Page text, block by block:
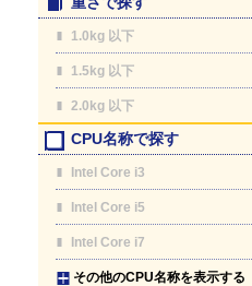
1.0kg 以下
1.5kg 以下
2.0kg 以下
CPU名称で探す
Intel Core i3
Intel Core i5
Intel Core i7
その他のCPU名称を表示する